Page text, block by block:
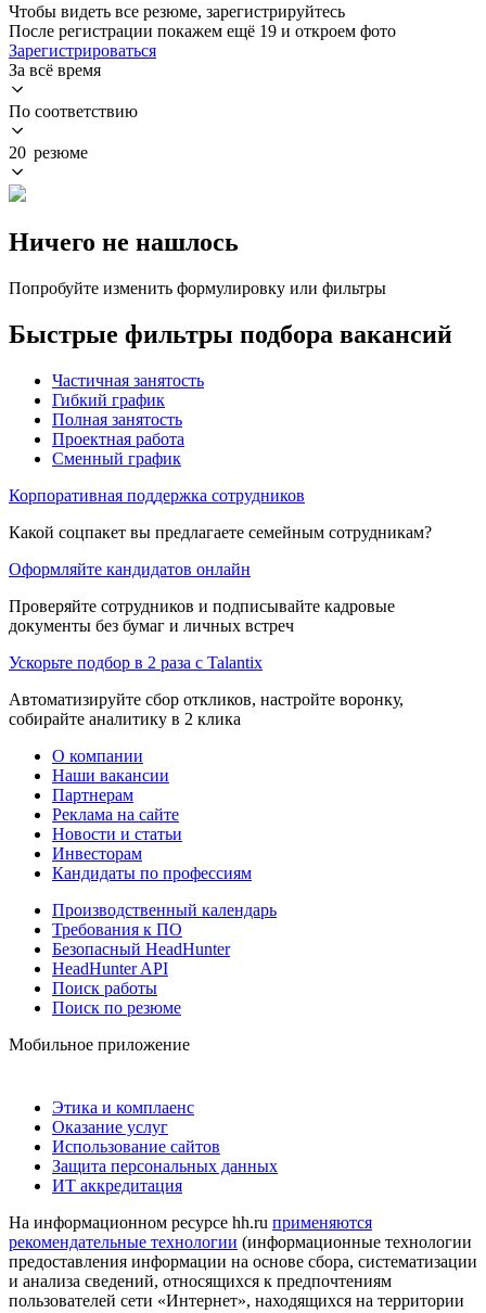
Чтобы видеть все резюме, зарегистрируйтесь
После регистрации покажем ещё 19 и откроем фото
Зарегистрироваться
За всё время
По соответствию
20 резюме
Ничего не нашлось
Попробуйте изменить формулировку или фильтры
Быстрые фильтры подбора вакансий
Частичная занятость
Гибкий график
Полная занятость
Проектная работа
Сменный график
Корпоративная поддержка сотрудников
Какой соцпакет вы предлагаете семейным сотрудникам?
Оформляйте кандидатов онлайн
Проверяйте сотрудников и подписывайте кадровые
документы без бумаг и личных встреч
Ускорьте подбор в 2 раза с Talantix
Автоматизируйте сбор откликов, настройте воронку,
собирайте аналитику в 2 клика
О компании
Наши вакансии
Партнерам
Реклама на сайте
Новости и статьи
Инвесторам
Кандидаты по профессиям
Производственный календарь
Требования к ПО
Безопасный HeadHunter
HeadHunter API
Поиск работы
Поиск по резюме
Мобильное приложение
Этика и комплаенс
Оказание услуг
Использование сайтов
Защита персональных данных
ИТ аккредитация
На информационном ресурсе hh.ru применяются
рекомендательные технологии (информационные технологии
предоставления информации на основе сбора, систематизации
и анализа сведений, относящихся к предпочтениям
пользователей сети «Интернет», находящихся на территории